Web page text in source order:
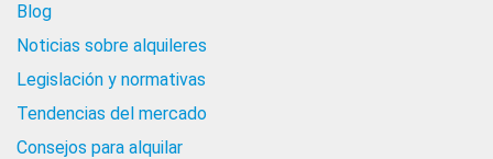
Blog
Noticias sobre alquileres
Legislación y normativas
Tendencias del mercado
Consejos para alquilar